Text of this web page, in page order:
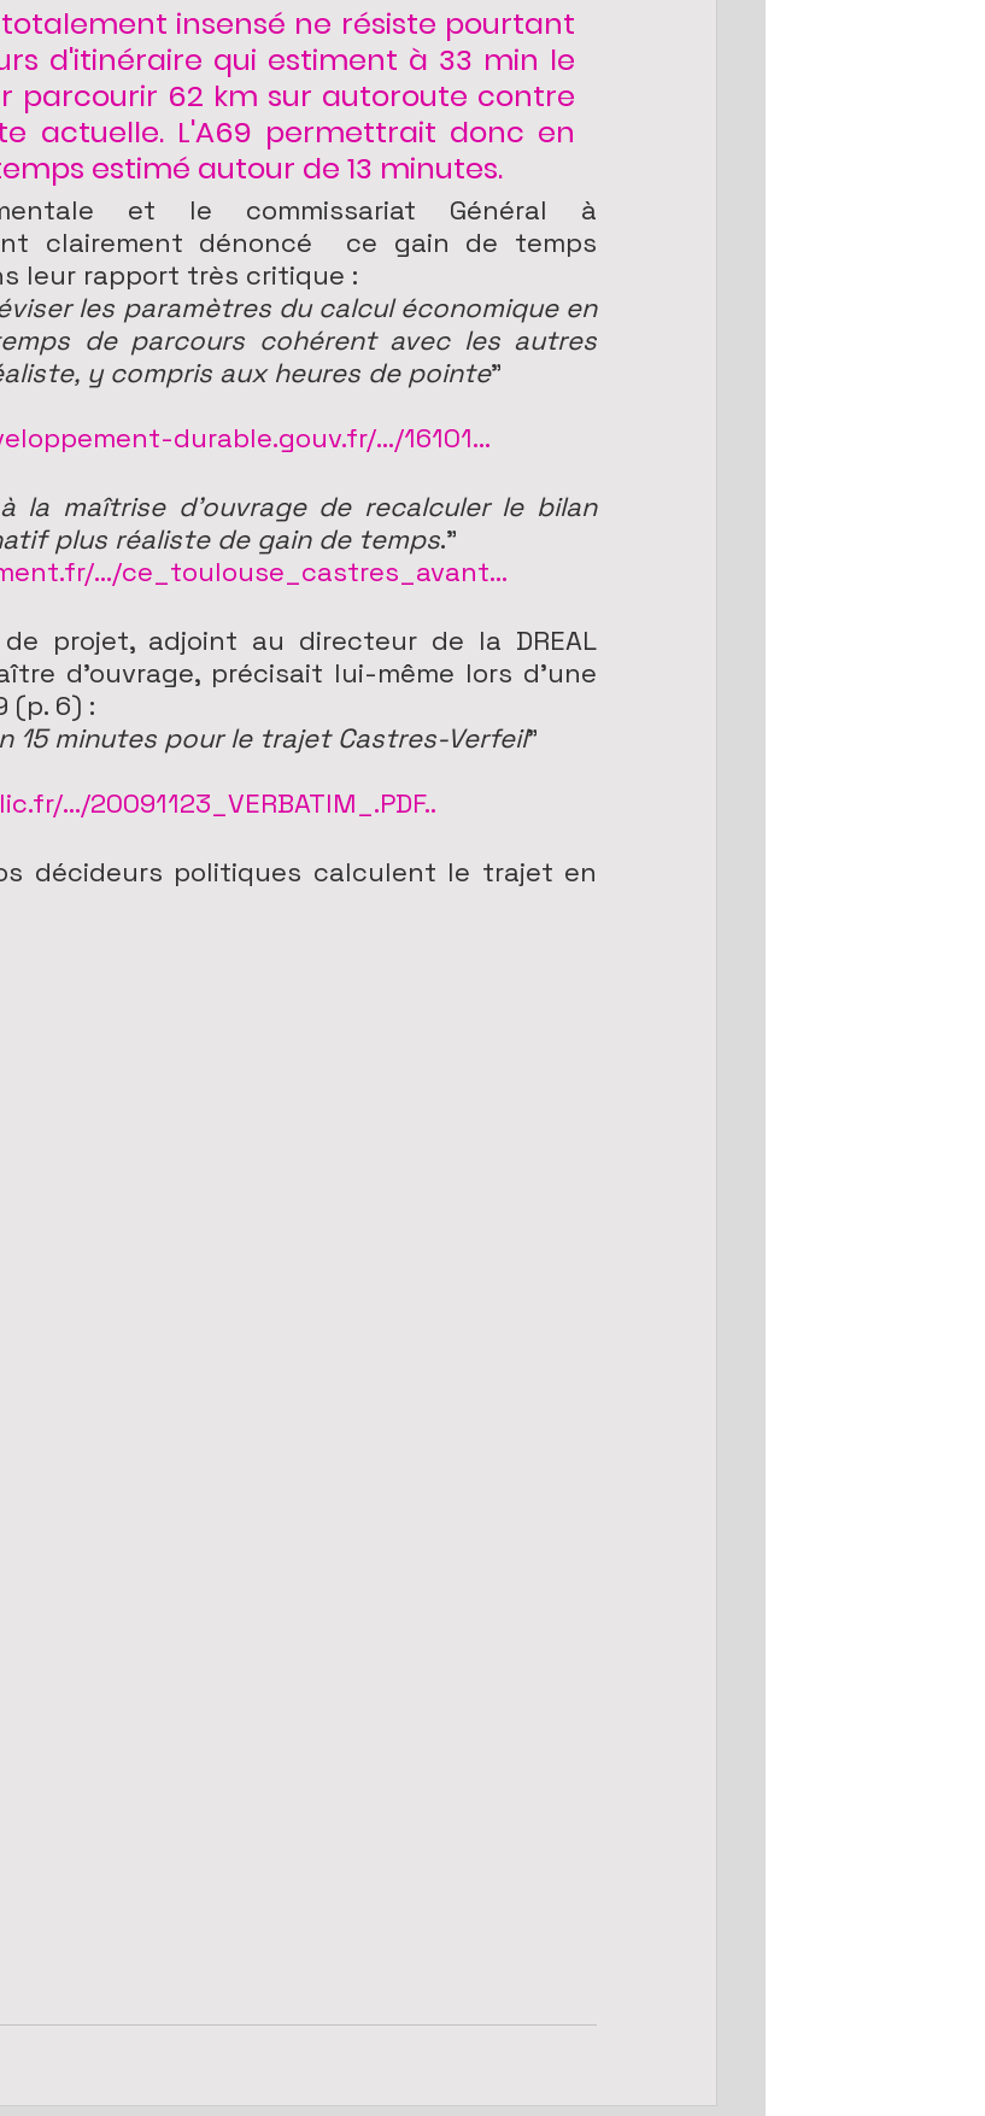
insensé ne résiste pourtant
d'itinéraire qui estiment à 33 min le
parcourir 62 km sur autoroute contre
actuelle. L'A69 permettrait donc en
estimé autour de 13 minutes.
et le commissariat Général à
clairement dénoncé  ce gain de temps
leur rapport très critique :
les paramètres du calcul économique en
de parcours cohérent avec les autres
y compris aux heures de pointe"
durable.gouv.fr/.../16101...
la maîtrise d’ouvrage de recalculer le bilan
plus réaliste de gain de temps."
.../ce_toulouse_castres_avant...
projet, adjoint au directeur de la DREAL
d’ouvrage, précisait lui-même lors d'une
(p. 6) :
15 minutes pour le trajet Castres-Verfeil"
.../20091123_VERBATIM_.PDF..
décideurs politiques calculent le trajet en